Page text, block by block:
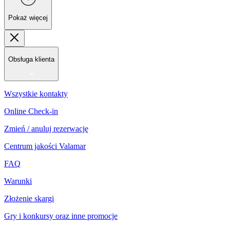
Pokaż więcej
Obsługa klienta
Wszystkie kontakty
Online Check-in
Zmień / anuluj rezerwację
Centrum jakości Valamar
FAQ
Warunki
Złożenie skargi
Gry i konkursy oraz inne promocje